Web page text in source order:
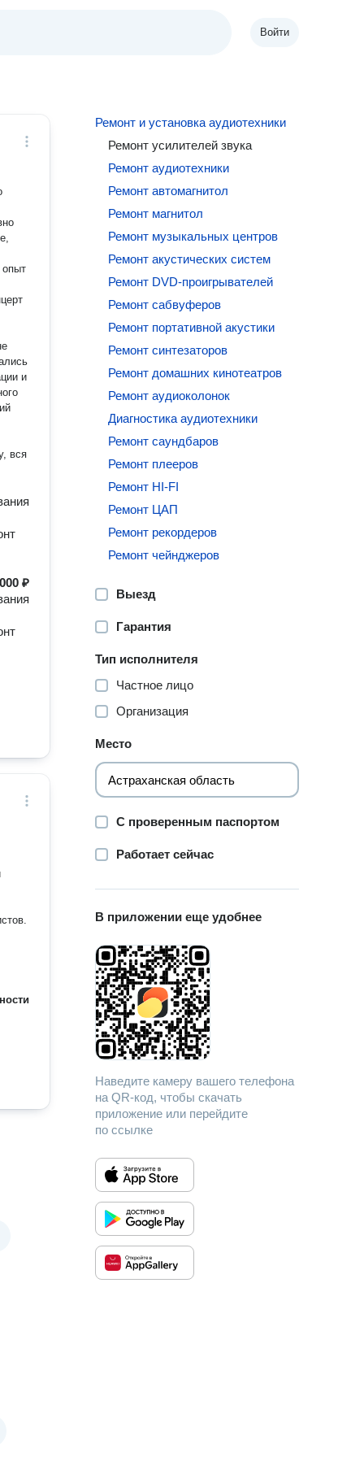
Войти
опыт
и
вся
₽
Ремонт и установка аудиотехники
Ремонт усилителей звука
Ремонт аудиотехники
Ремонт автомагнитол
Ремонт магнитол
Ремонт музыкальных центров
Ремонт акустических систем
Ремонт DVD-проигрывателей
Ремонт сабвуферов
Ремонт портативной акустики
Ремонт синтезаторов
Ремонт домашних кинотеатров
Ремонт аудиоколонок
Диагностика аудиотехники
Ремонт саундбаров
Ремонт плееров
Ремонт HI-FI
Ремонт ЦАП
Ремонт рекордеров
Ремонт чейнджеров
Выезд
Гарантия
Тип исполнителя
Частное лицо
Организация
Место
С проверенным паспортом
Работает сейчас
В приложении еще удобнее
Наведите камеру вашего телефона
на QR-код, чтобы скачать
приложение или перейдите
по ссылке